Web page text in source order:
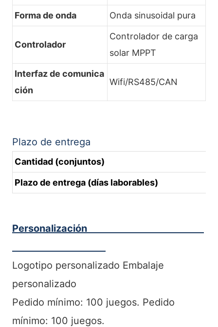
Forma de onda Onda sinusoidal pura
Controlador
Controlador de carga
solar MPPT
Interfaz de comunica
ción
Wifi/RS485/CAN
Plazo de entrega
Cantidad (conjuntos)
Plazo de entrega (días laborables)
Personalización
Logotipo personalizado Embalaje
personalizado
Pedido mínimo: 100 juegos. Pedido
mínimo: 100 juegos.